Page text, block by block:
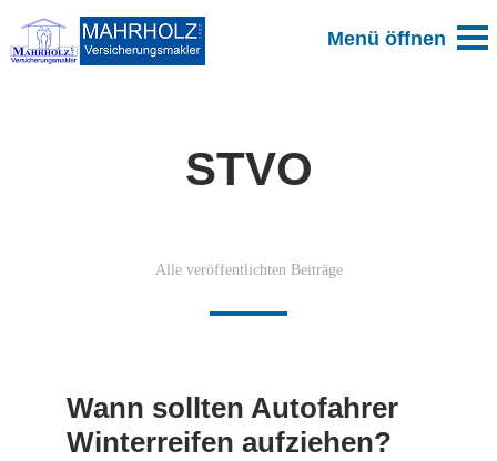
STVO
Alle veröffentlichten Beiträge
Wann sollten Autofahrer
Winterreifen aufziehen?